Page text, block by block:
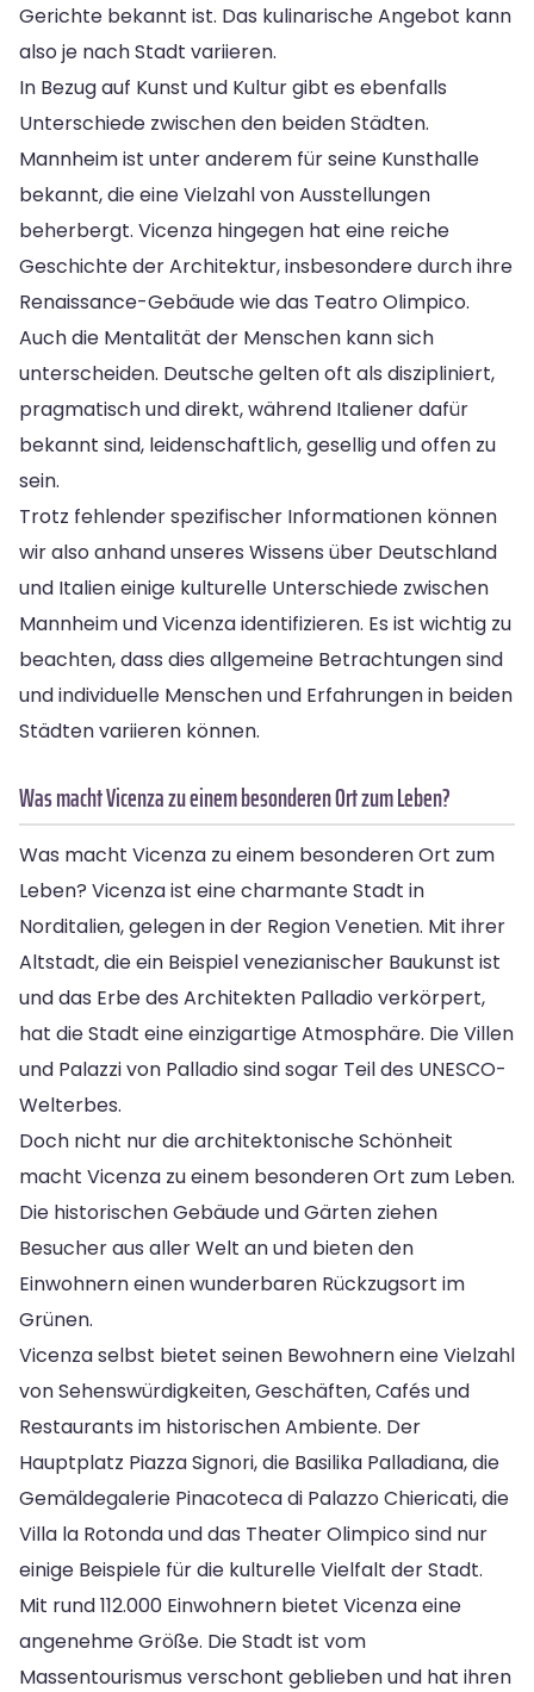
Gerichte bekannt ist. Das kulinarische Angebot kann
also je nach Stadt variieren.
In Bezug auf Kunst und Kultur gibt es ebenfalls
Unterschiede zwischen den beiden Städten.
Mannheim ist unter anderem für seine Kunsthalle
bekannt, die eine Vielzahl von Ausstellungen
beherbergt. Vicenza hingegen hat eine reiche
Geschichte der Architektur, insbesondere durch ihre
Renaissance-Gebäude wie das Teatro Olimpico.
Auch die Mentalität der Menschen kann sich
unterscheiden. Deutsche gelten oft als diszipliniert,
pragmatisch und direkt, während Italiener dafür
bekannt sind, leidenschaftlich, gesellig und offen zu
sein.
Trotz fehlender spezifischer Informationen können
wir also anhand unseres Wissens über Deutschland
und Italien einige kulturelle Unterschiede zwischen
Mannheim und Vicenza identifizieren. Es ist wichtig zu
beachten, dass dies allgemeine Betrachtungen sind
und individuelle Menschen und Erfahrungen in beiden
Städten variieren können.
Was macht Vicenza zu einem besonderen Ort zum Leben?
Was macht Vicenza zu einem besonderen Ort zum
Leben? Vicenza ist eine charmante Stadt in
Norditalien, gelegen in der Region Venetien. Mit ihrer
Altstadt, die ein Beispiel venezianischer Baukunst ist
und das Erbe des Architekten Palladio verkörpert,
hat die Stadt eine einzigartige Atmosphäre. Die Villen
und Palazzi von Palladio sind sogar Teil des UNESCO-
Welterbes.
Doch nicht nur die architektonische Schönheit
macht Vicenza zu einem besonderen Ort zum Leben.
Die historischen Gebäude und Gärten ziehen
Besucher aus aller Welt an und bieten den
Einwohnern einen wunderbaren Rückzugsort im
Grünen.
Vicenza selbst bietet seinen Bewohnern eine Vielzahl
von Sehenswürdigkeiten, Geschäften, Cafés und
Restaurants im historischen Ambiente. Der
Hauptplatz Piazza Signori, die Basilika Palladiana, die
Gemäldegalerie Pinacoteca di Palazzo Chiericati, die
Villa la Rotonda und das Theater Olimpico sind nur
einige Beispiele für die kulturelle Vielfalt der Stadt.
Mit rund 112.000 Einwohnern bietet Vicenza eine
angenehme Größe. Die Stadt ist vom
Massentourismus verschont geblieben und hat ihren